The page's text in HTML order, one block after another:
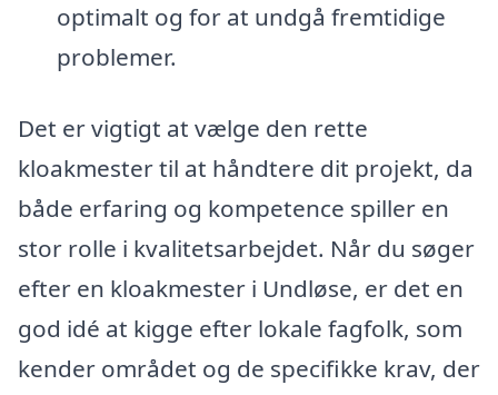
optimalt og for at undgå fremtidige
problemer.
Det er vigtigt at vælge den rette
kloakmester til at håndtere dit projekt, da
både erfaring og kompetence spiller en
stor rolle i kvalitetsarbejdet. Når du søger
efter en kloakmester i Undløse, er det en
god idé at kigge efter lokale fagfolk, som
kender området og de specifikke krav, der